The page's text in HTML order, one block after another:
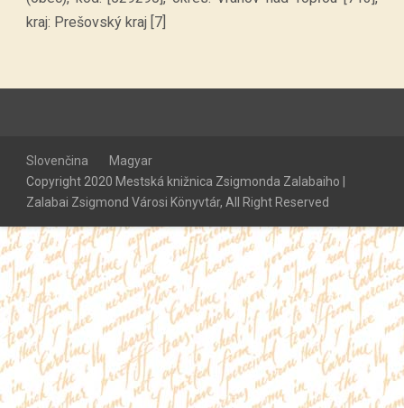
kraj: Prešovský kraj [7]
Slovenčina
Magyar
Copyright 2020 Mestská knižnica Zsigmonda Zalabaiho |
Zalabai Zsigmond Városi Könyvtár, All Right Reserved